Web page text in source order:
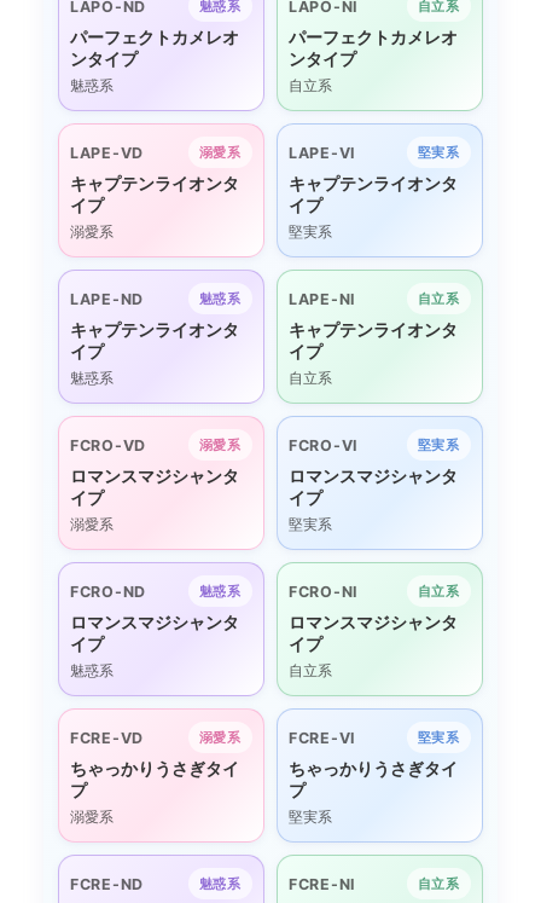
LAPO-ND 魅惑系
パーフェクトカメレオ
ンタイプ
魅惑系
LAPO-NI 自立系
パーフェクトカメレオ
ンタイプ
自立系
LAPE-VD 溺愛系
キャプテンライオンタ
イプ
溺愛系
LAPE-VI 堅実系
キャプテンライオンタ
イプ
堅実系
LAPE-ND 魅惑系
キャプテンライオンタ
イプ
魅惑系
LAPE-NI 自立系
キャプテンライオンタ
イプ
自立系
FCRO-VD 溺愛系
ロマンスマジシャンタ
イプ
溺愛系
FCRO-VI 堅実系
ロマンスマジシャンタ
イプ
堅実系
FCRO-ND 魅惑系
ロマンスマジシャンタ
イプ
魅惑系
FCRO-NI 自立系
ロマンスマジシャンタ
イプ
自立系
FCRE-VD 溺愛系
ちゃっかりうさぎタイ
プ
溺愛系
FCRE-VI 堅実系
ちゃっかりうさぎタイ
プ
堅実系
FCRE-ND 魅惑系 FCRE-NI 自立系